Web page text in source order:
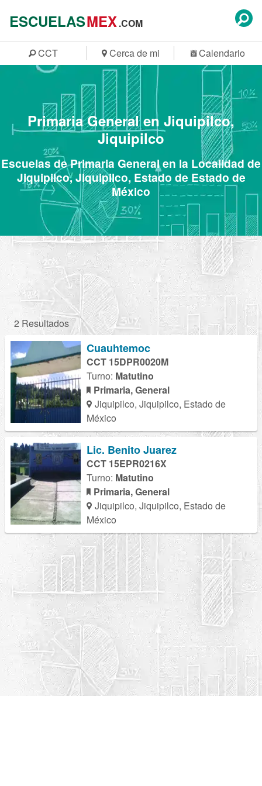
ESCUELASMEX.COM
CCT Cerca de mi Calendario
Primaria General en Jiquipilco,
Jiquipilco
Escuelas de Primaria General en la Localidad de
Jiquipilco, Jiquipilco, Estado de Estado de
México
2 Resultados
Cuauhtemoc
CCT 15DPR0020M
Turno: Matutino
Primaria, General
Jiquipilco, Jiquipilco, Estado de
México
Lic. Benito Juarez
CCT 15EPR0216X
Turno: Matutino
Primaria, General
Jiquipilco, Jiquipilco, Estado de
México